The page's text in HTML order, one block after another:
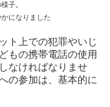
子。
になりました
ト上での犯罪やいじ
もの携帯電話の使用
なければなりませ
の参加は、基本的に